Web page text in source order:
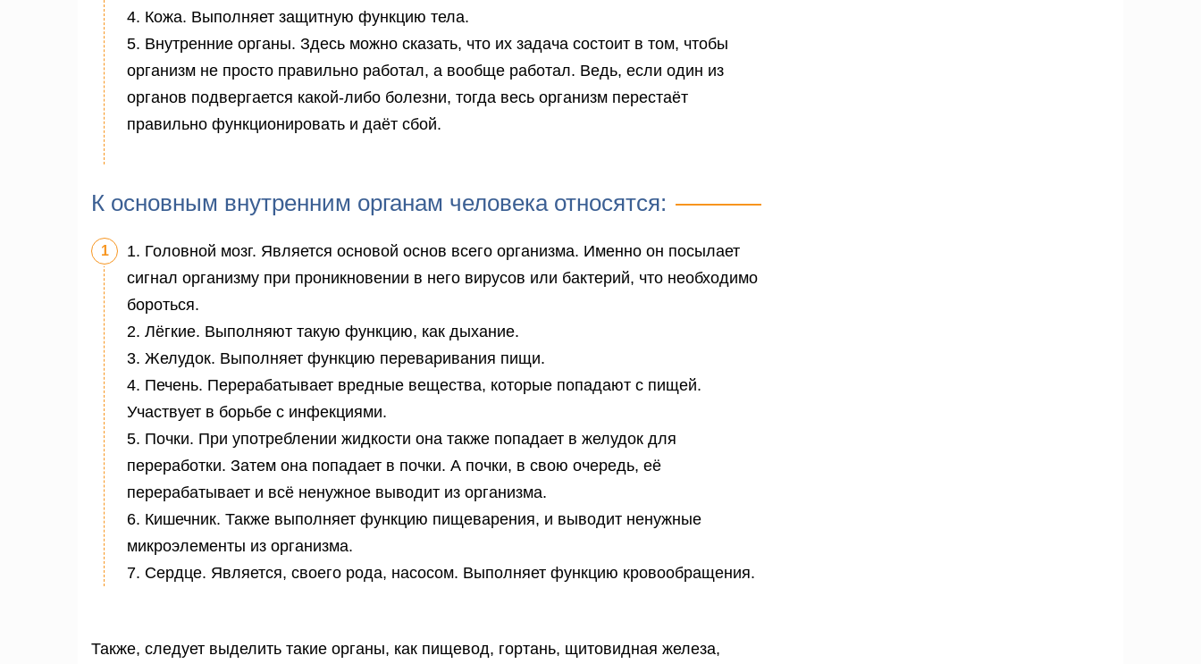
4. Кожа. Выполняет защитную функцию тела.
5. Внутренние органы. Здесь можно сказать, что их задача состоит в том, чтобы
организм не просто правильно работал, а вообще работал. Ведь, если один из
органов подвергается какой-либо болезни, тогда весь организм перестаёт
правильно функционировать и даёт сбой.
К основным внутренним органам человека относятся:
1. Головной мозг. Является основой основ всего организма. Именно он посылает
сигнал организму при проникновении в него вирусов или бактерий, что необходимо
бороться.
2. Лёгкие. Выполняют такую функцию, как дыхание.
3. Желудок. Выполняет функцию переваривания пищи.
4. Печень. Перерабатывает вредные вещества, которые попадают с пищей.
Участвует в борьбе с инфекциями.
5. Почки. При употреблении жидкости она также попадает в желудок для
переработки. Затем она попадает в почки. А почки, в свою очередь, её
перерабатывает и всё ненужное выводит из организма.
6. Кишечник. Также выполняет функцию пищеварения, и выводит ненужные
микроэлементы из организма.
7. Сердце. Является, своего рода, насосом. Выполняет функцию кровообращения.
Также, следует выделить такие органы, как пищевод, гортань, щитовидная железа,